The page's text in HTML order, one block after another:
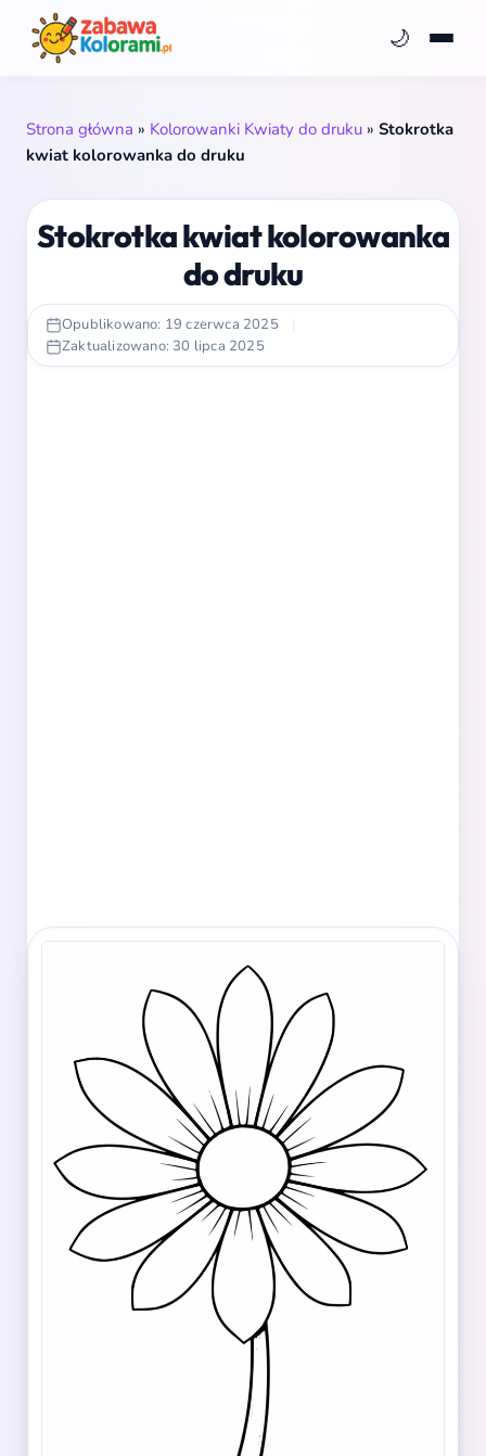
🌙
Strona główna » Kolorowanki Kwiaty do druku » Stokrotka
kwiat kolorowanka do druku
Stokrotka kwiat kolorowanka
do druku
Opublikowano: 19 czerwca 2025
|
Zaktualizowano: 30 lipca 2025